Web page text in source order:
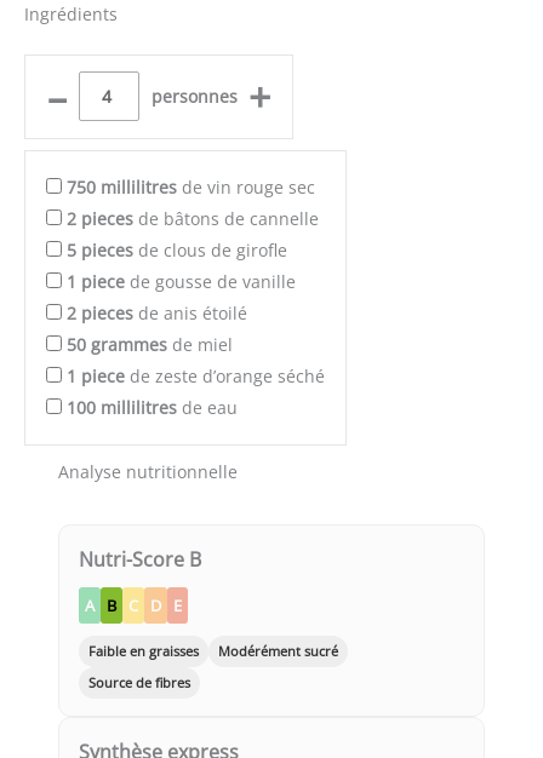
Ingrédients
– personnes +
750 millilitres de vin rouge sec
2 pieces de bâtons de cannelle
5 pieces de clous de girofle
1 piece de gousse de vanille
2 pieces de anis étoilé
50 grammes de miel
1 piece de zeste d’orange séché
100 millilitres de eau
Analyse nutritionnelle
Nutri-Score B
A B C D E
Faible en graisses
Modérément sucré
Source de fibres
Synthèse express